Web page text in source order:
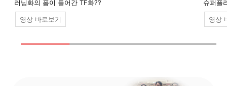
러닝화의 폼이 들어간 TF화??
영상 바로보기
슈퍼플
영상